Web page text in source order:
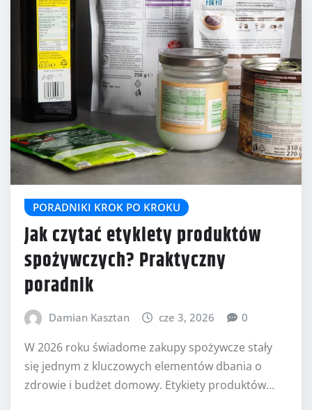
PORADNIKI KROK PO KROKU
Jak czytać etykiety produktów
spożywczych? Praktyczny
poradnik
Damian Kasztan cze 3, 2026 0
W 2026 roku świadome zakupy spożywcze stały
się jednym z kluczowych elementów dbania o
zdrowie i budżet domowy. Etykiety produktów…